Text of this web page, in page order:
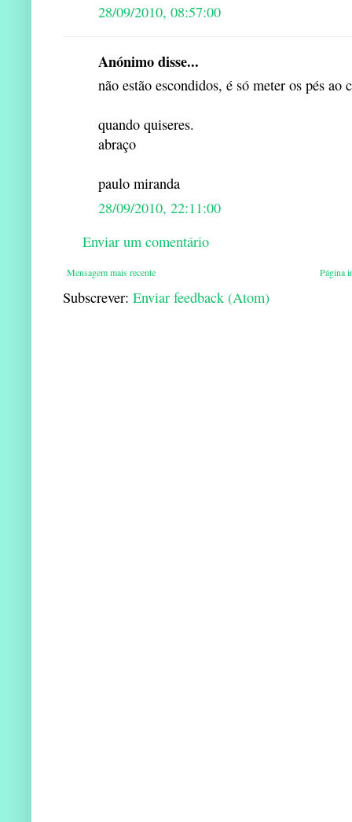
28/09/2010, 08:57:00
Anónimo disse...
não estão escondidos, é só meter os pés ao
quando quiseres.
abraço
paulo miranda
28/09/2010, 22:11:00
Enviar um comentário
Mensagem mais recente Página
Subscrever: Enviar feedback (Atom)